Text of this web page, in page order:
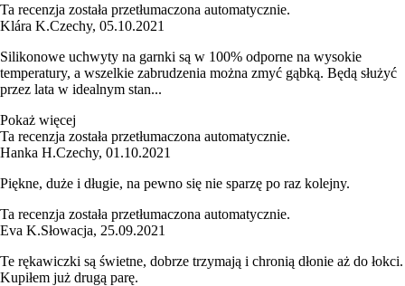
Ta recenzja została przetłumaczona automatycznie.
Klára K.Czechy, 05.10.2021
Silikonowe uchwyty na garnki są w 100% odporne na wysokie
temperatury, a wszelkie zabrudzenia można zmyć gąbką. Będą służyć
przez lata w idealnym stan...
Pokaż więcej
Ta recenzja została przetłumaczona automatycznie.
Hanka H.Czechy, 01.10.2021
Piękne, duże i długie, na pewno się nie sparzę po raz kolejny.
Ta recenzja została przetłumaczona automatycznie.
Eva K.Słowacja, 25.09.2021
Te rękawiczki są świetne, dobrze trzymają i chronią dłonie aż do łokci.
Kupiłem już drugą parę.